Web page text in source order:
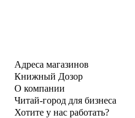
Адреса магазинов
Книжный Дозор
О компании
Читай-город для бизнеса
Хотите у нас работать?